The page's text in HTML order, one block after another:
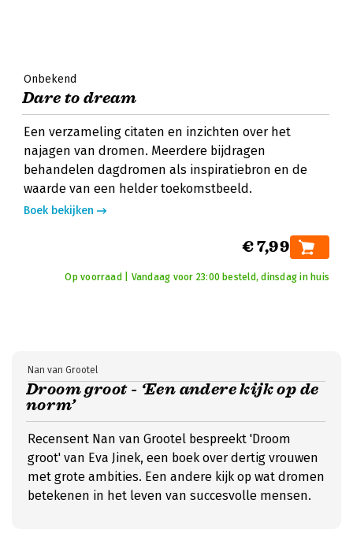
Onbekend
Dare to dream
Een verzameling citaten en inzichten over het
najagen van dromen. Meerdere bijdragen
behandelen dagdromen als inspiratiebron en de
waarde van een helder toekomstbeeld.
Boek bekijken
€ 7,99
Op voorraad | Vandaag voor 23:00 besteld, dinsdag in huis
Droom groot - ‘Een andere kijk op de
norm’
Nan van Grootel
Recensent Nan van Grootel bespreekt 'Droom
groot' van Eva Jinek, een boek over dertig vrouwen
met grote ambities. Een andere kijk op wat dromen
betekenen in het leven van succesvolle mensen.